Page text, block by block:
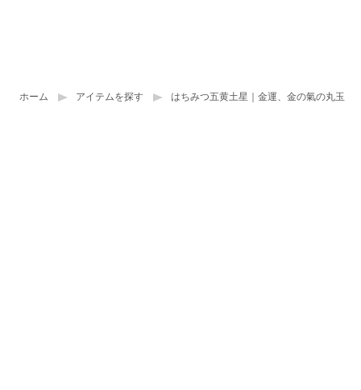
ホーム アイテムを探す はちみつ五黄土星｜金運、金の氣の丸玉